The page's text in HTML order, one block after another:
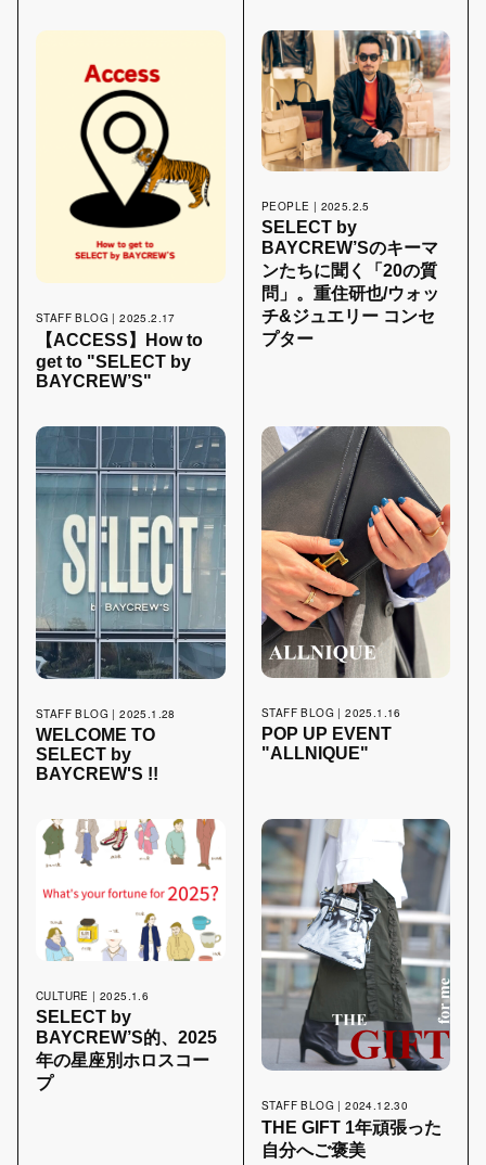
STAFF BLOG | 2025.2.17
【ACCESS】How to
get to "SELECT by
BAYCREW’S"
PEOPLE | 2025.2.5
SELECT by
BAYCREW’Sのキーマ
ンたちに聞く「20の質
問」。重住研也/ウォッ
チ&ジュエリー コンセ
プター
STAFF BLOG | 2025.1.28
WELCOME TO
SELECT by
BAYCREW'S !!
STAFF BLOG | 2025.1.16
POP UP EVENT
"ALLNIQUE"
CULTURE | 2025.1.6
SELECT by
BAYCREW’S的、2025
年の星座別ホロスコー
プ
STAFF BLOG | 2024.12.30
THE GIFT 1年頑張った
自分へご褒美